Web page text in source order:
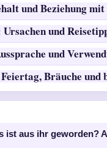
und Beziehung
und
und
Bräuche und
ist aus ihr geworden?